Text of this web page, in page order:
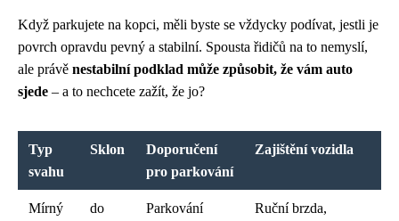
Když parkujete na kopci, měli byste se vždycky podívat, jestli je
povrch opravdu pevný a stabilní. Spousta řidičů na to nemyslí,
ale právě nestabilní podklad může způsobit, že vám auto
sjede – a to nechcete zažít, že jo?
Typ
svahu
Sklon
Doporučení
pro parkování
Zajištění vozidla
Mírný
do
Parkování
Ruční brzda,